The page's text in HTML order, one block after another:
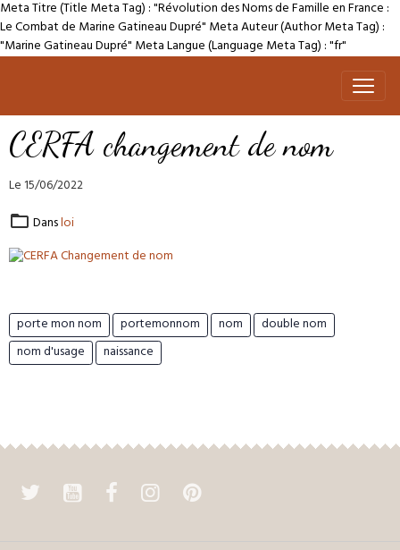
Meta Titre (Title Meta Tag) : "Révolution des Noms de Famille en France :
Le Combat de Marine Gatineau Dupré" Meta Auteur (Author Meta Tag) :
"Marine Gatineau Dupré" Meta Langue (Language Meta Tag) : "fr"
CERFA changement de nom
Le 15/06/2022
Dansloi
porte mon nom portemonnom nom
double nom
nom d'usage
naissance